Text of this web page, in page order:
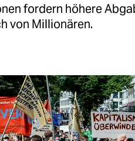
fordern höhere
von Millionären.